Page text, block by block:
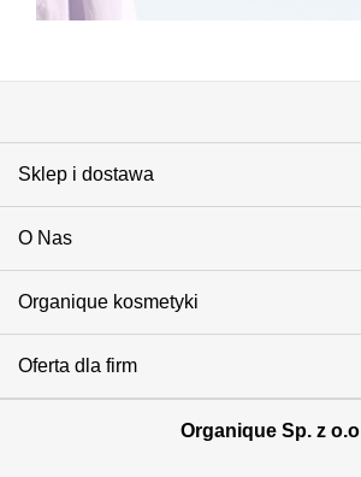
Sklep i dostawa
O Nas
Organique kosmetyki
Oferta dla firm
Organique Sp. z o.o